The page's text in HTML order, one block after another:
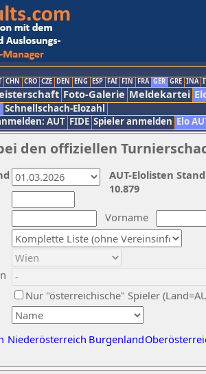
CHN CRO CZE DEN ENG ESP FAI FIN FRA GER GRE INA
Foto-Galerie Meldekartei
Schnellschach-Elozahl
AUT FIDE Spieler anmelden Elo
den offiziellen
Vorname
Nur "österreichische" Spieler
Niederösterreich Burgenland
AUT-Elolisten
10.879